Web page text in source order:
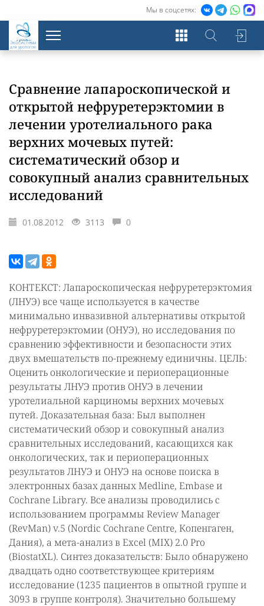
Мы в соцсетях:
Экосистема
для урологов
Сравнение лапароскопической и
открытой нефруретерэктомии в
лечении уротелиального рака
верхних мочевых путей:
систематический обзор и
совокупный анализ сравнительных
исследований
01.08.2012 3113 0
КОНТЕКСТ: Лапароскопическая нефруретерэктомия
(ЛНУЭ) все чаще используется в качестве
минимально инвазивной альтернативы открытой
нефруретерэктомии (ОНУЭ), но исследования по
сравнению эффективности и безопасности этих
двух вмешательств по-прежнему единичны. ЦЕЛЬ:
Оценить онкологические и периоперационные
результаты ЛНУЭ против ОНУЭ в лечении
уротелиальной карциномы верхних мочевых
путей. Доказательная база: Был выполнен
систематический обзор и совокупный анализ
сравнительных исследований, касающихся как
онкологических, так и периоперационных
результатов ЛНУЭ и ОНУЭ на основе поиска в
электронных базах данных Medline, Embase и
Cochrane Library. Все анализы проводились с
использованием программы Review Manager
(RevMan) v.5 (Nordic Cochrane Centre, Копенгаген,
Дания), а мета-анализ в Excel (MIX) 2.0 Pro
(BiostatXL). Синтез доказательств: Было обнаружено
двадцать одно соответствующее критериям
исследование (1235 пациентов в опытной группе и
3093 в группе контроля). Значительно большему